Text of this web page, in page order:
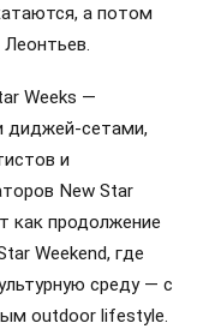
а потом
Weeks —
диджей-сетами,
и
New Star
как продолжение
Weekend, где
среду — с
outdoor lifestyle.